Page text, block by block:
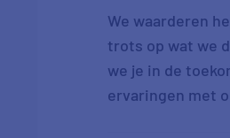
We waarderen
trots op wat we
we je in de
ervaringen met